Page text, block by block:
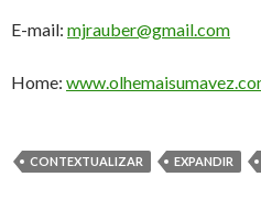
E-mail: mjrauber@gmail.com
Home:
CONTEXTUALIZAR EXPANDIR